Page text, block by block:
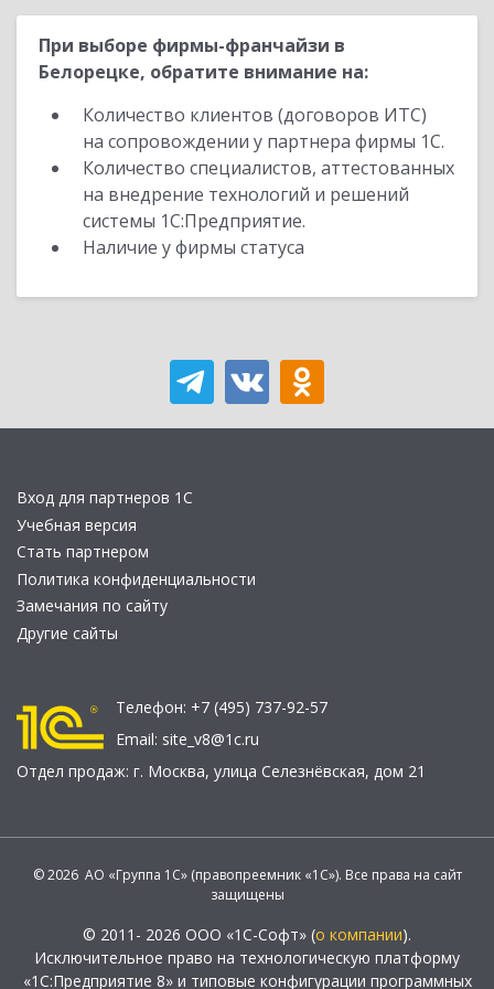
При выборе фирмы-франчайзи в
Белорецке, обратите внимание на:
Количество клиентов (договоров ИТС)
на сопровождении у партнера фирмы 1С.
Количество специалистов, аттестованных
на внедрение технологий и решений
системы 1С:Предприятие.
Наличие у фирмы статуса
Вход для партнеров 1С
Учебная версия
Стать партнером
Политика конфиденциальности
Замечания по сайту
Другие сайты
Телефон: +7 (495) 737-92-57
Email: site_v8@1c.ru
Отдел продаж: г. Москва, улица Селезнёвская, дом 21
© 2026 АО «Группа 1С» (правопреемник «1С»). Все права на сайт
защищены
© 2011- 2026 ООО «1С-Софт» (о компании).
Исключительное право на технологическую платформу
«1С:Предприятие 8» и типовые конфигурации программных